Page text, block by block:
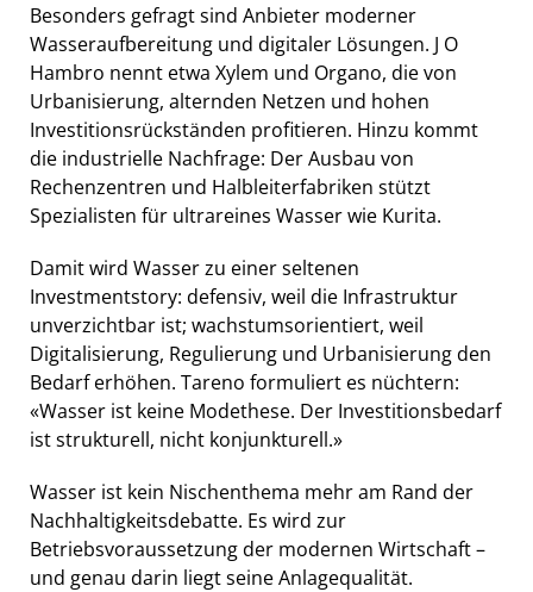
Besonders gefragt sind Anbieter moderner
Wasseraufbereitung und digitaler Lösungen. J O
Hambro nennt etwa Xylem und Organo, die von
Urbanisierung, alternden Netzen und hohen
Investitionsrückständen profitieren. Hinzu kommt
die industrielle Nachfrage: Der Ausbau von
Rechenzentren und Halbleiterfabriken stützt
Spezialisten für ultrareines Wasser wie Kurita.
Damit wird Wasser zu einer seltenen
Investmentstory: defensiv, weil die Infrastruktur
unverzichtbar ist; wachstumsorientiert, weil
Digitalisierung, Regulierung und Urbanisierung den
Bedarf erhöhen. Tareno formuliert es nüchtern:
«Wasser ist keine Modethese. Der Investitionsbedarf
ist strukturell, nicht konjunkturell.»
Wasser ist kein Nischenthema mehr am Rand der
Nachhaltigkeitsdebatte. Es wird zur
Betriebsvoraussetzung der modernen Wirtschaft –
und genau darin liegt seine Anlagequalität.